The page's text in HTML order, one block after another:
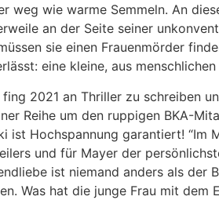
weg wie warme Semmeln. An
an der Seite seiner
sie einen Frauenmörder
eine kleine, aus
fing 2021 an Thriller zu schreiben
Reihe um den ruppigen BKA-
ist Hochspannung garantiert! “Im
und für Mayer der
ist niemand anders als der
Was hat die junge Frau mit